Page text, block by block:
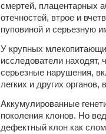
смертей, плацентарных
отечностей, втрое и
пуповиной и серьезную
У крупных
исследователи находят,
серьезные нарушения,
легких и других
Аккумулированные
поколения клонов. Но
дефектный клон как